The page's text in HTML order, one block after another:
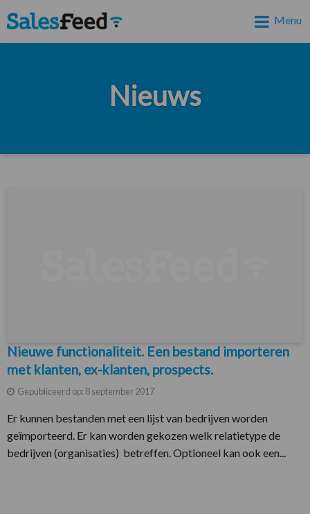
Menu
Nieuws
Nieuwe functionaliteit. Een bestand importeren
met klanten, ex-klanten, prospects.
Gepubliceerd op: 8 september 2017
Er kunnen bestanden met een lijst van bedrijven worden
geïmporteerd. Er kan worden gekozen welk relatietype de
bedrijven (organisaties) betreffen. Optioneel kan ook een...